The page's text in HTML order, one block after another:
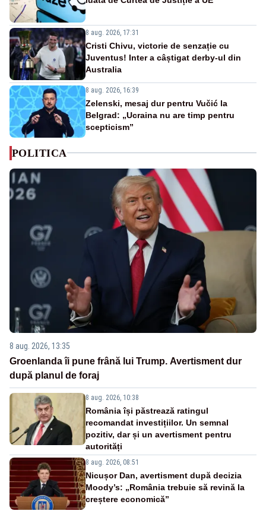
8 aug. 2026, 17:31
Cristi Chivu, victorie de senzație cu
Juventus! Inter a câștigat derby-ul din
Australia
8 aug. 2026, 16:39
Zelenski, mesaj dur pentru Vučić la
Belgrad: „Ucraina nu are timp pentru
scepticism”
POLITICA
8 aug. 2026, 13:35
Groenlanda îi pune frână lui Trump. Avertisment dur
după planul de foraj
8 aug. 2026, 10:38
România își păstrează ratingul
recomandat investițiilor. Un semnal
pozitiv, dar și un avertisment pentru
autorități
8 aug. 2026, 08:51
Nicușor Dan, avertisment după decizia
Moody’s: „România trebuie să revină la
creștere economică”